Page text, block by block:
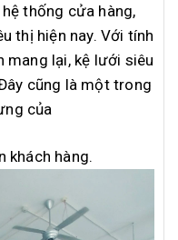
thống cửa hàng,
thị hiện nay. Với tính
mang lại, kệ lưới siêu
cũng là một trong
của
khách hàng.